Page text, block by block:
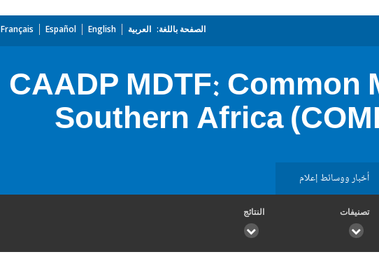
الصفحة باللغة: العربية English
Español
Français
CAADP MDTF:
Southern Africa
أخبار ووسائط إعلام
تصنيفات النتائج